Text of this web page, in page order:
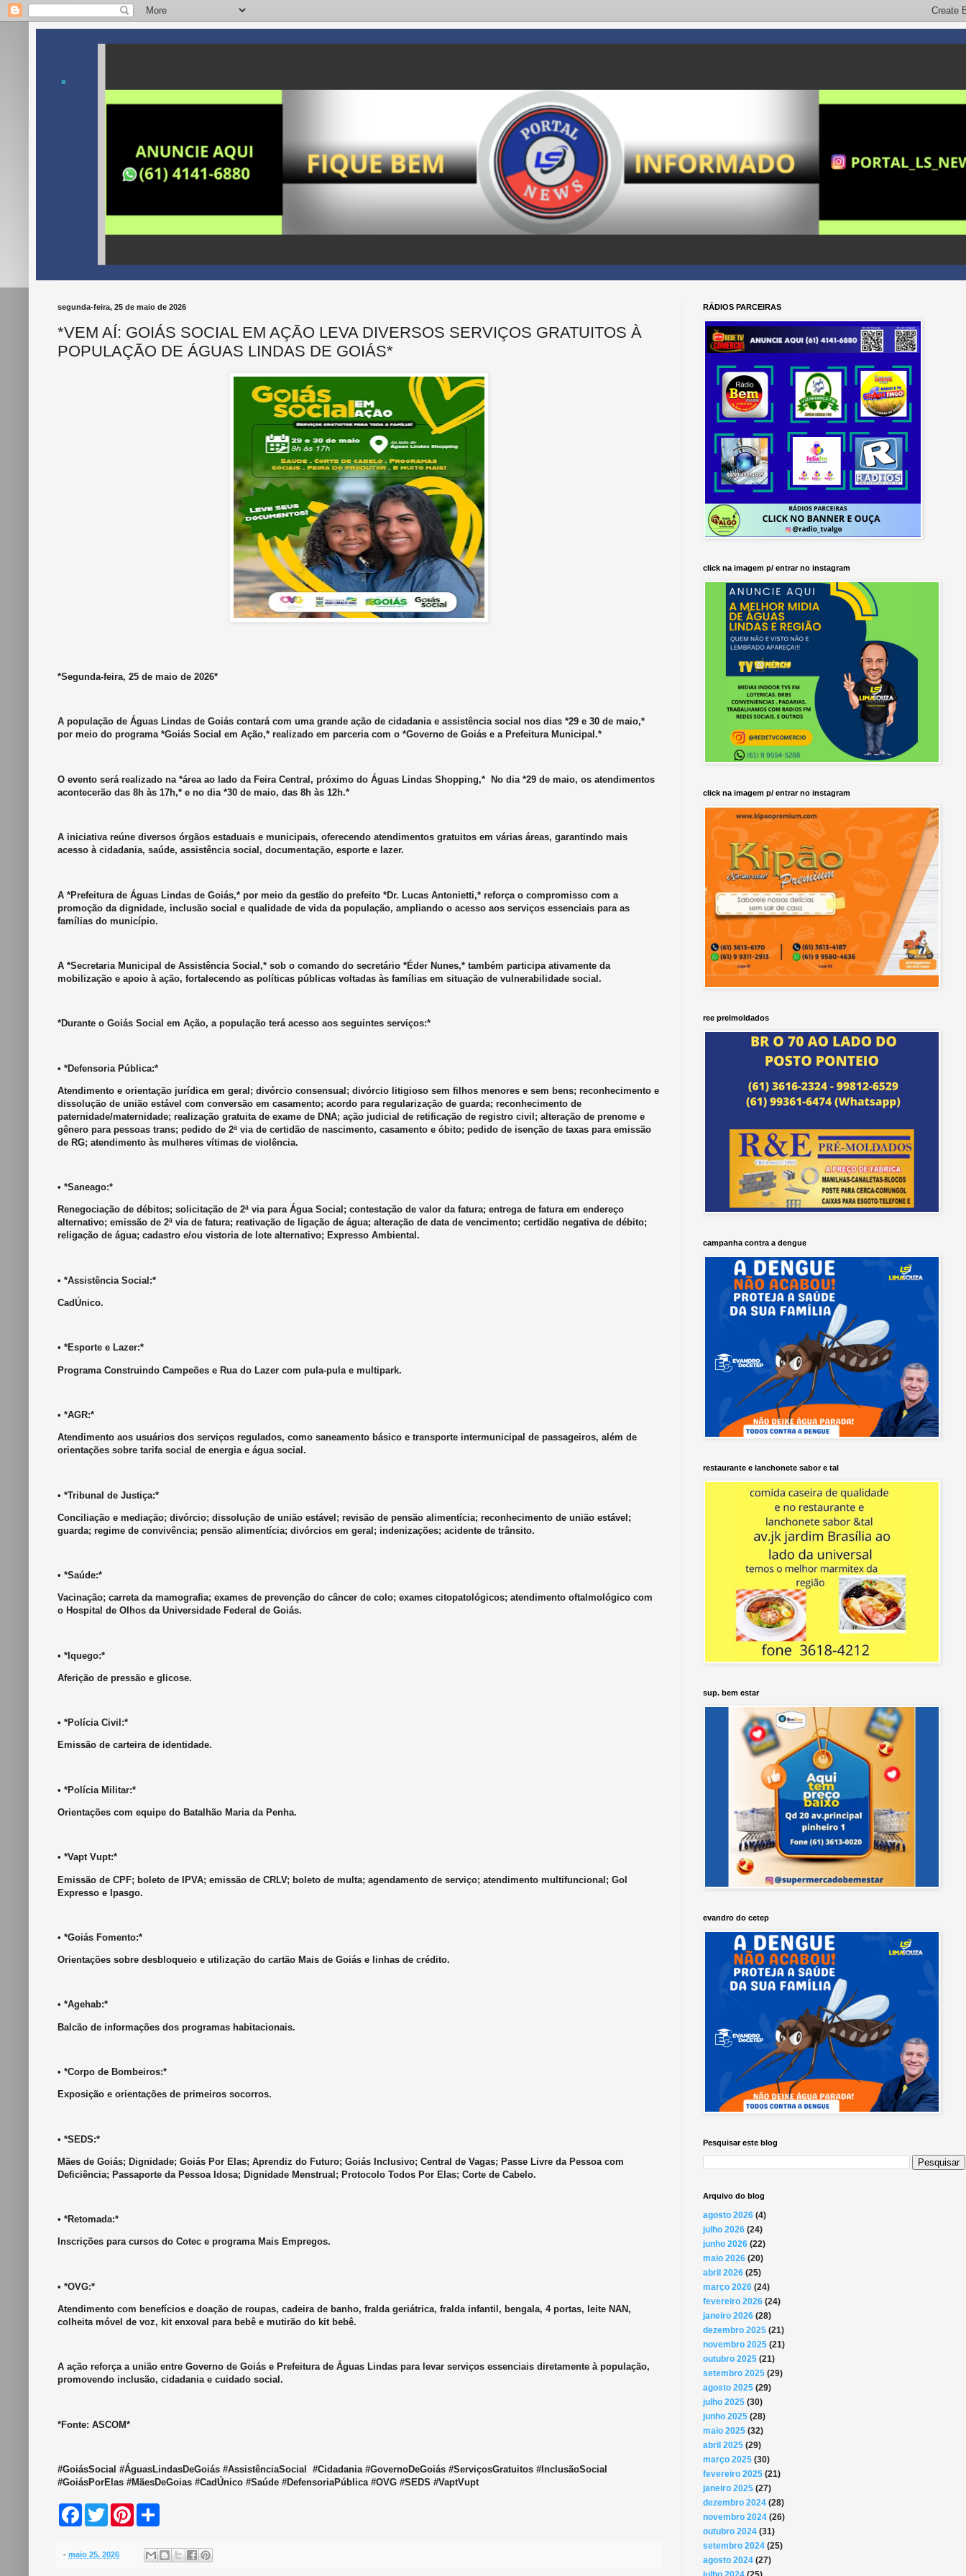
.
segunda-feira, 25 de maio de 2026
*VEM AÍ: GOIÁS SOCIAL EM AÇÃO LEVA DIVERSOS SERVIÇOS GRATUITOS À
POPULAÇÃO DE ÁGUAS LINDAS DE GOIÁS*
*Segunda-feira, 25 de maio de 2026*
A população de Águas Lindas de Goiás contará com uma grande ação de cidadania e assistência social nos dias *29 e 30 de maio,*
por meio do programa *Goiás Social em Ação,* realizado em parceria com o *Governo de Goiás e a Prefeitura Municipal.*
O evento será realizado na *área ao lado da Feira Central, próximo do Águas Lindas Shopping,* No dia *29 de maio, os atendimentos
acontecerão das 8h às 17h,* e no dia *30 de maio, das 8h às 12h.*
A iniciativa reúne diversos órgãos estaduais e municipais, oferecendo atendimentos gratuitos em várias áreas, garantindo mais
acesso à cidadania, saúde, assistência social, documentação, esporte e lazer.
A *Prefeitura de Águas Lindas de Goiás,* por meio da gestão do prefeito *Dr. Lucas Antonietti,* reforça o compromisso com a
promoção da dignidade, inclusão social e qualidade de vida da população, ampliando o acesso aos serviços essenciais para as
famílias do município.
A *Secretaria Municipal de Assistência Social,* sob o comando do secretário *Éder Nunes,* também participa ativamente da
mobilização e apoio à ação, fortalecendo as políticas públicas voltadas às famílias em situação de vulnerabilidade social.
*Durante o Goiás Social em Ação, a população terá acesso aos seguintes serviços:*
• *Defensoria Pública:*
Atendimento e orientação jurídica em geral; divórcio consensual; divórcio litigioso sem filhos menores e sem bens; reconhecimento e
dissolução de união estável com conversão em casamento; acordo para regularização de guarda; reconhecimento de
paternidade/maternidade; realização gratuita de exame de DNA; ação judicial de retificação de registro civil; alteração de prenome e
gênero para pessoas trans; pedido de 2ª via de certidão de nascimento, casamento e óbito; pedido de isenção de taxas para emissão
de RG; atendimento às mulheres vítimas de violência.
• *Saneago:*
Renegociação de débitos; solicitação de 2ª via para Água Social; contestação de valor da fatura; entrega de fatura em endereço
alternativo; emissão de 2ª via de fatura; reativação de ligação de água; alteração de data de vencimento; certidão negativa de débito;
religação de água; cadastro e/ou vistoria de lote alternativo; Expresso Ambiental.
• *Assistência Social:*
CadÚnico.
• *Esporte e Lazer:*
Programa Construindo Campeões e Rua do Lazer com pula-pula e multipark.
• *AGR:*
Atendimento aos usuários dos serviços regulados, como saneamento básico e transporte intermunicipal de passageiros, além de
orientações sobre tarifa social de energia e água social.
• *Tribunal de Justiça:*
Conciliação e mediação; divórcio; dissolução de união estável; revisão de pensão alimentícia; reconhecimento de união estável;
guarda; regime de convivência; pensão alimentícia; divórcios em geral; indenizações; acidente de trânsito.
• *Saúde:*
Vacinação; carreta da mamografia; exames de prevenção do câncer de colo; exames citopatológicos; atendimento oftalmológico com
o Hospital de Olhos da Universidade Federal de Goiás.
• *Iquego:*
Aferição de pressão e glicose.
• *Polícia Civil:*
Emissão de carteira de identidade.
• *Polícia Militar:*
Orientações com equipe do Batalhão Maria da Penha.
• *Vapt Vupt:*
Emissão de CPF; boleto de IPVA; emissão de CRLV; boleto de multa; agendamento de serviço; atendimento multifuncional; Gol
Expresso e Ipasgo.
• *Goiás Fomento:*
Orientações sobre desbloqueio e utilização do cartão Mais de Goiás e linhas de crédito.
• *Agehab:*
Balcão de informações dos programas habitacionais.
• *Corpo de Bombeiros:*
Exposição e orientações de primeiros socorros.
• *SEDS:*
Mães de Goiás; Dignidade; Goiás Por Elas; Aprendiz do Futuro; Goiás Inclusivo; Central de Vagas; Passe Livre da Pessoa com
Deficiência; Passaporte da Pessoa Idosa; Dignidade Menstrual; Protocolo Todos Por Elas; Corte de Cabelo.
• *Retomada:*
Inscrições para cursos do Cotec e programa Mais Empregos.
• *OVG:*
Atendimento com benefícios e doação de roupas, cadeira de banho, fralda geriátrica, fralda infantil, bengala, 4 portas, leite NAN,
colheita móvel de voz, kit enxoval para bebê e mutirão do kit bebê.
A ação reforça a união entre Governo de Goiás e Prefeitura de Águas Lindas para levar serviços essenciais diretamente à população,
promovendo inclusão, cidadania e cuidado social.
*Fonte: ASCOM*
#GoiásSocial #ÁguasLindasDeGoiás #AssistênciaSocial #Cidadania #GovernoDeGoiás #ServiçosGratuitos #InclusãoSocial
#GoiásPorElas #MãesDeGoias #CadÚnico #Saúde #DefensoriaPública #OVG #SEDS #VaptVupt
b
w
t
e
- maio 25, 2026
RÁDIOS PARCEIRAS
click na imagem p/ entrar no instagram
click na imagem p/ entrar no instagram
ree prelmoldados
campanha contra a dengue
restaurante e lanchonete sabor e tal
sup. bem estar
evandro do cetep
Pesquisar este blog
Arquivo do blog
agosto 2026 (4)
julho 2026 (24)
junho 2026 (22)
maio 2026 (20)
abril 2026 (25)
março 2026 (24)
fevereiro 2026 (24)
janeiro 2026 (28)
dezembro 2025 (21)
novembro 2025 (21)
outubro 2025 (21)
setembro 2025 (29)
agosto 2025 (29)
julho 2025 (30)
junho 2025 (28)
maio 2025 (32)
abril 2025 (29)
março 2025 (30)
fevereiro 2025 (21)
janeiro 2025 (27)
dezembro 2024 (28)
novembro 2024 (26)
outubro 2024 (31)
setembro 2024 (25)
agosto 2024 (27)